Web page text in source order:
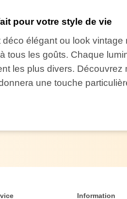
pour votre style de vie
élégant ou look
tous les goûts. Chaque
les plus divers.
une touche
Information